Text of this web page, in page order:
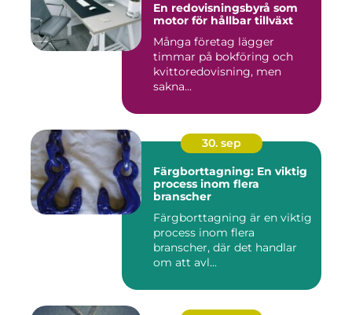
En redovisningsbyrå som
motor för hållbar tillväxt
Många företag lägger
timmar på bokföring och
kvittoredovisning, men
sakna...
30. sep
Färgborttagning: En viktig
process inom flera
branscher
Färgborttagning är en viktig
process inom flera
branscher, där det handlar
om att avl...